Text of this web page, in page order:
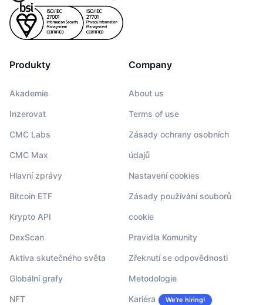
Produkty
Akademie
Inzerovat
CMC Labs
CMC Max
Hlavní zprávy
Bitcoin ETF
Krypto API
DexScan
Aktiva skutečného světa
Globální grafy
NFT
Company
About us
Terms of use
Zásady ochrany osobních
údajů
Nastavení cookies
Zásady používání souborů
cookie
Pravidla Komunity
Zřeknutí se odpovědnosti
Metodologie
Kariéra We’re hiring!